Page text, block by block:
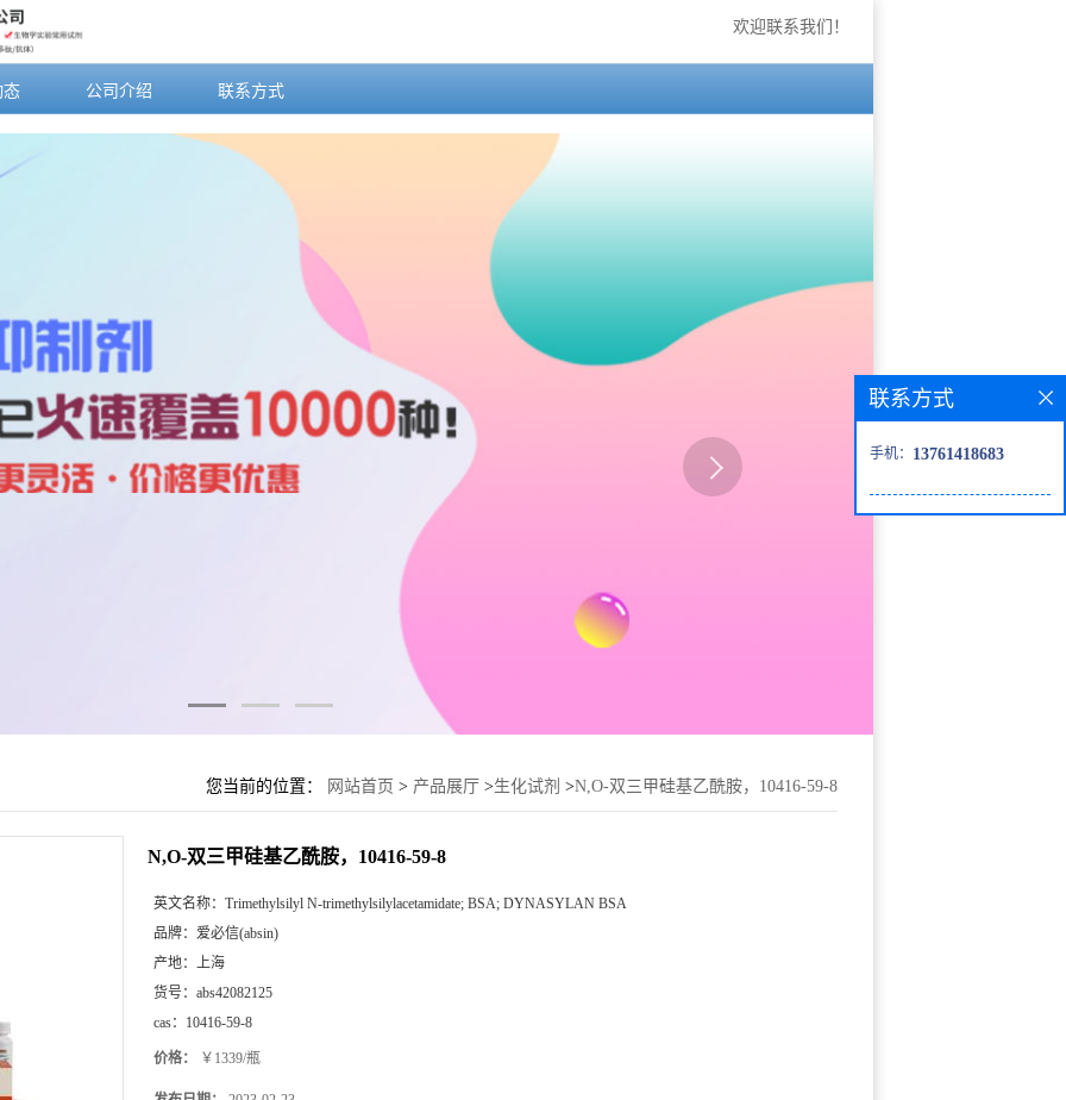
欢迎联系我们！
态 公司介绍 联系方式
您当前的位置： 网站首页 > 产品展厅 >生化试剂 >N,O-双三甲硅基乙酰胺，10416-59-8
N,O-双三甲硅基乙酰胺，10416-59-8
英文名称： Trimethylsilyl N-trimethylsilylacetamidate; BSA; DYNASYLAN BSA
品牌： 爱必信(absin)
产地： 上海
货号： abs42082125
cas： 10416-59-8
价格： ￥1339/瓶
联系方式
手机： 13761418683